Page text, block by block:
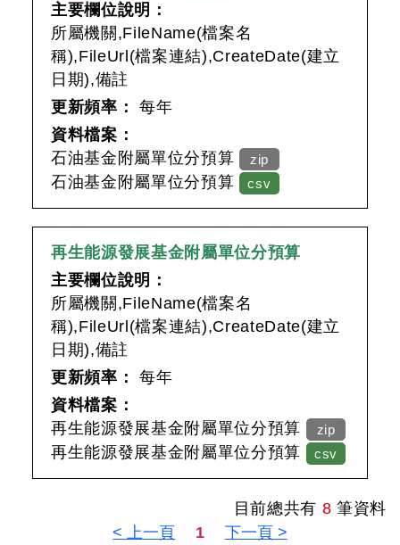
主要欄位說明：
所屬機關,FileName(檔案名
稱),FileUrl(檔案連結),CreateDate(建立
日期),備註
更新頻率：
每年
資料檔案：
石油基金附屬單位分預算
zip
石油基金附屬單位分預算 csv
再生能源發展基金附屬單位分預算
主要欄位說明：
所屬機關,FileName(檔案名
稱),FileUrl(檔案連結),CreateDate(建立
日期),備註
更新頻率：
每年
資料檔案：
再生能源發展基金附屬單位分預算
zip
再生能源發展基金附屬單位分預算 csv
目前總共有 8 筆資料